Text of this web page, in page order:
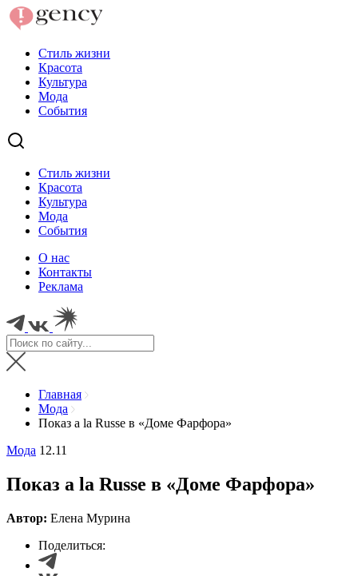
Стиль жизни
Красота
Культура
Мода
События
Стиль жизни
Красота
Культура
Мода
События
О нас
Контакты
Реклама
Главная
Мода
Показ a la Russe в «Доме Фарфора»
Мода 12.11
Показ a la Russe в «Доме Фарфора»
Автор: Елена Мурина
Поделиться: